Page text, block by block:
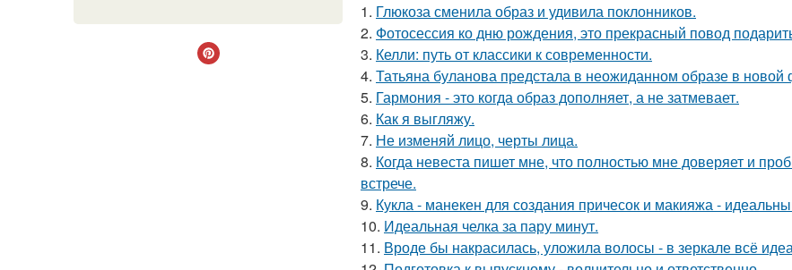
1. Глюкоза сменила образ и удивила поклонников.
2. Фотосессия ко дню рождения, это прекрасный повод
3. Келли: путь от классики к современности.
4. Татьяна буланова предстала в неожиданном образе в новой
5. Гармония - это когда образ дополняет, а не затмевает.
6. Как я выгляжу.
7. Не изменяй лицо, черты лица.
8. Когда невеста пишет мне, что полностью мне доверяет и
встрече.
9. Кукла - манекен для создания причесок и макияжа -
10. Идеальная челка за пару минут.
11. Вроде бы накрасилась, уложила волосы - в зеркале всё